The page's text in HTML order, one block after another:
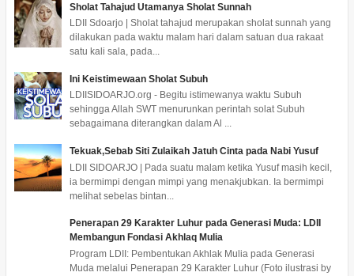
Sholat Tahajud Utamanya Sholat Sunnah
LDII Sdoarjo | Sholat tahajud merupakan sholat sunnah yang
dilakukan pada waktu malam hari dalam satuan dua rakaat
satu kali sala, pada...
Ini Keistimewaan Sholat Subuh
LDIISIDOARJO.org - Begitu istimewanya waktu Subuh
sehingga Allah SWT menurunkan perintah solat Subuh
sebagaimana diterangkan dalam Al ...
Tekuak,Sebab Siti Zulaikah Jatuh Cinta pada Nabi Yusuf
LDII SIDOARJO | Pada suatu malam ketika Yusuf masih kecil,
ia bermimpi dengan mimpi yang menakjubkan. Ia bermimpi
melihat sebelas bintan...
Penerapan 29 Karakter Luhur pada Generasi Muda: LDII
Membangun Fondasi Akhlaq Mulia
Program LDII: Pembentukan Akhlak Mulia pada Generasi
Muda melalui Penerapan 29 Karakter Luhur (Foto ilustrasi by